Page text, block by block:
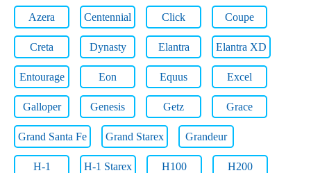
Azera Centennial Click Coupe
Creta Dynasty Elantra Elantra XD
Entourage Eon Equus Excel
Galloper Genesis Getz Grace
Grand Santa Fe Grand Starex Grandeur
H-1 H-1 Starex H100 H200